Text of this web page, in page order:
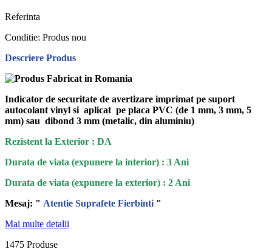
Referinta
Conditie: Produs nou
Descriere Produs
Indicator de securitate de avertizare imprimat pe suport
autocolant vinyl si aplicat pe placa PVC (de 1 mm, 3 mm, 5
mm) sau dibond 3 mm (metalic, din aluminiu)
Rezistent la Exterior : DA
Durata de viata (expunere la interior) : 3 Ani
Durata de viata (expunere la exterior) : 2 Ani
Mesaj: " Atentie Suprafete Fierbinti "
Mai multe detalii
1475 Produse